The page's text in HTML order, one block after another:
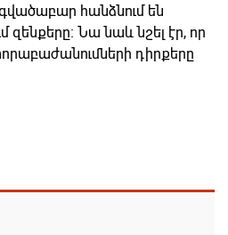
հանձնում են
զենքերը։ Նա նաև նշել էր, որ
դիրքերը